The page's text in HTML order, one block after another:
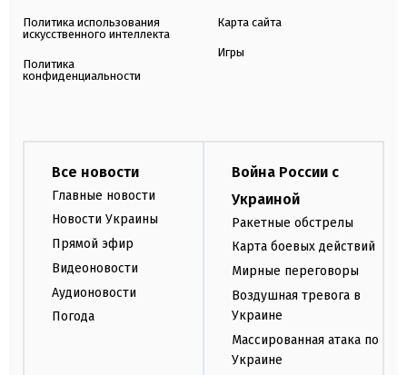
Политика использования
искусственного интеллекта
Политика
конфиденциальности
Карта сайта
Игры
Все новости
Главные новости
Новости Украины
Прямой эфир
Видеоновости
Аудионовости
Погода
Война России с
Украиной
Ракетные обстрелы
Карта боевых действий
Мирные переговоры
Воздушная тревога в
Украине
Массированная атака по
Украине